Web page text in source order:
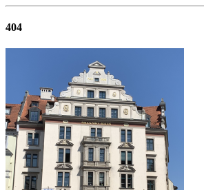
404